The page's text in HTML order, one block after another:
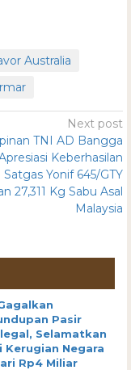
Australia
Next post
TNI AD Bangga
Keberhasilan
Satgas Yonif 645/GTY
27,311 Kg Sabu Asal
Malaysia
Pasir
Selamatkan
Kerugian Negara
Rp4 Miliar